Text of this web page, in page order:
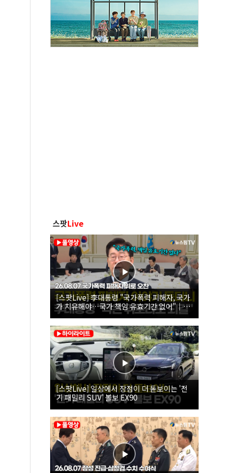
스팟Live
[스팟Live] 李대통령 "국가폭력 피해자, 국가
가 치유해야…국가 책임 유효기간 없어"｜
26.08.07 국가폭력 피해자 위로 오찬
[스팟Live] 일상에서 장점이 더 돋보이는 '전
기 패밀리 SUV' 볼보 EX90